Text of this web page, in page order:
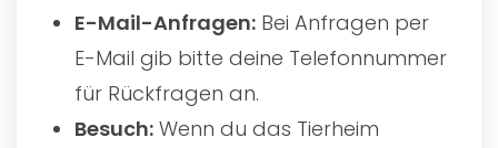
E-Mail-Anfragen: Bei Anfragen per
E-Mail gib bitte deine Telefonnummer
für Rückfragen an.
Besuch: Wenn du das Tierheim